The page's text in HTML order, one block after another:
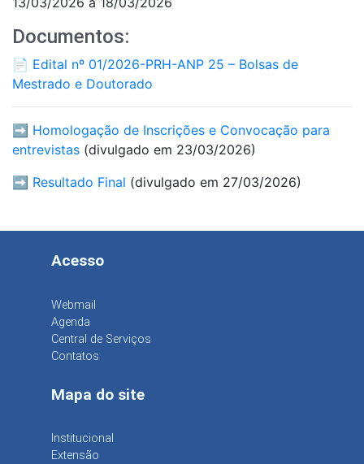
Documentos:
📄 Edital nº 01/2026-PRH-ANP 25 – Bolsas de
Mestrado e Doutorado
➡️ Homologação de Inscrições e Convocação para
entrevistas (divulgado em 23/03/2026)
➡️ Resultado Final (divulgado em 27/03/2026)
Acesso
Webmail
Agenda
Central de Serviços
Contatos
Mapa do site
Institucional
Extensão